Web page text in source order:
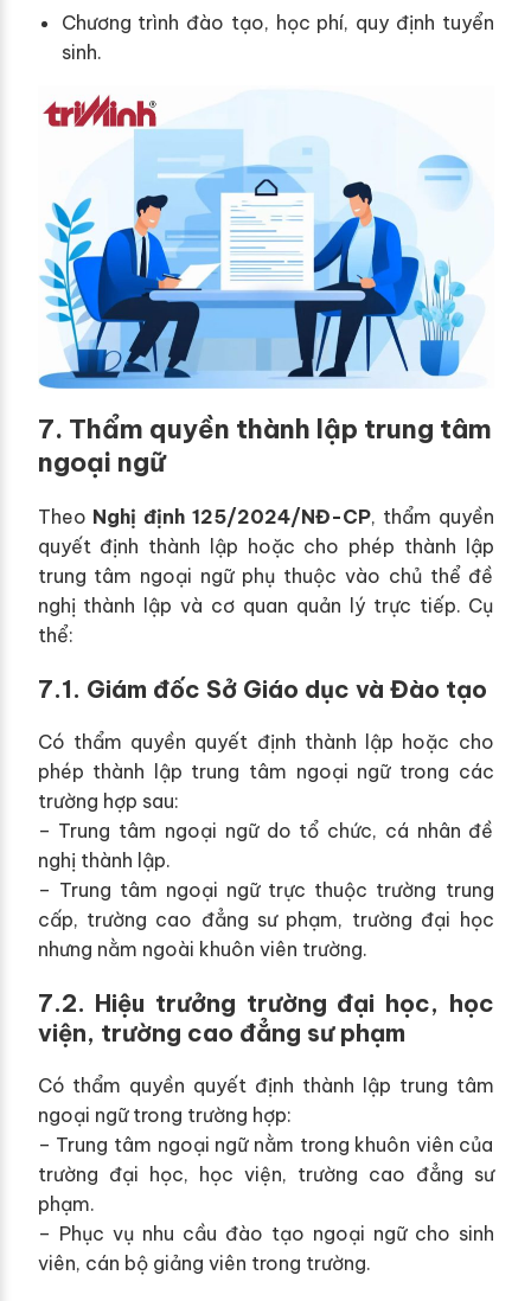
Chương trình đào tạo, học phí, quy định tuyển
sinh.
7. Thẩm quyền thành lập trung tâm
ngoại ngữ
Theo Nghị định 125/2024/NĐ-CP, thẩm quyền
quyết định thành lập hoặc cho phép thành lập
trung tâm ngoại ngữ phụ thuộc vào chủ thể đề
nghị thành lập và cơ quan quản lý trực tiếp. Cụ
thể:
7.1. Giám đốc Sở Giáo dục và Đào tạo
Có thẩm quyền quyết định thành lập hoặc cho
phép thành lập trung tâm ngoại ngữ trong các
trường hợp sau:
– Trung tâm ngoại ngữ do tổ chức, cá nhân đề
nghị thành lập.
– Trung tâm ngoại ngữ trực thuộc trường trung
cấp, trường cao đẳng sư phạm, trường đại học
nhưng nằm ngoài khuôn viên trường.
7.2. Hiệu trưởng trường đại học, học
viện, trường cao đẳng sư phạm
Có thẩm quyền quyết định thành lập trung tâm
ngoại ngữ trong trường hợp:
– Trung tâm ngoại ngữ nằm trong khuôn viên của
trường đại học, học viện, trường cao đẳng sư
phạm.
– Phục vụ nhu cầu đào tạo ngoại ngữ cho sinh
viên, cán bộ giảng viên trong trường.